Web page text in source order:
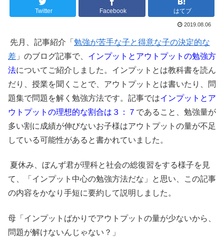
Twitter Facebook はてブ
2019.08.06
先月、記事紹介「 勉強が苦手な子と得意な子の決定的な
差 」のブログ記事で、 インプットとアウトプットの勉強方
法についてご紹介しました。インプットとは教科書を読ん
だり、授業を聞くことで、アウトプットとは書いたり、問
題集で問題を解く勉強方法です。記事ではインプットとア
ウトプットの理想的な割合は３：７ であること、勉強量が
多い割に成績が伸びないお子様はアウトプットの量が不足
している可能性があると書かれていました。
夏休み、ぼんず君が理科と社会の総復習をする様子を見
て、「インプット中心の勉強方法だな」と思い、この記事
の内容をかなり手短に要約して説明しました。
母「インプットばかりでアウトプットの量が少ないから、
問題が解けないんじゃない？」